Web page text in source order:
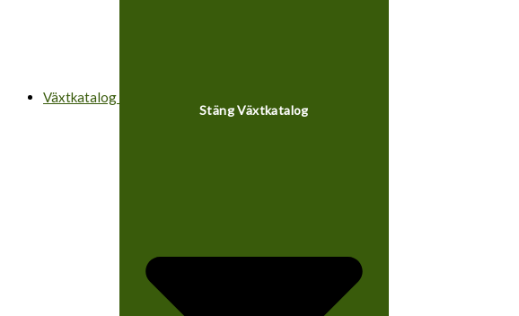
Växtkatalog
Stäng Växtkatalog